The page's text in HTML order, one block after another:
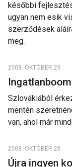
későbbi
ugyan nem esik
szerződések
meg.
2008. OKTÓBER 29.
Szlovákiából
mentén
van, ahol már
2008. OKTÓBER 28.
Újra ingyen